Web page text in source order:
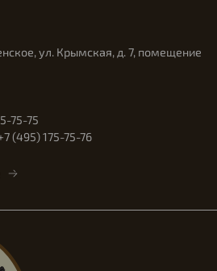
ул. Крымская, д. 7, помещение
75-75
(495) 175-75-76